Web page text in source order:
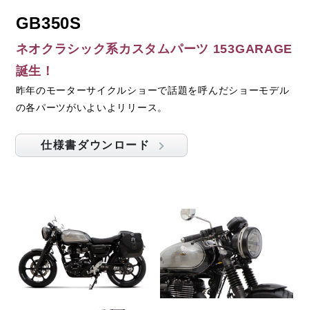
GB350S
ネオクラシック系カスタムパーツ 153GARAGE
誕生！
昨年のモーターサイクルショーで話題を呼んだショーモデル
の各パーツがいよいよリリース。
仕様書ダウンロード